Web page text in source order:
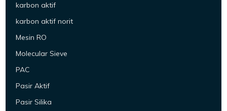
karbon aktif
karbon aktif norit
Mesin RO
Molecular Sieve
PAC
Pasir Aktif
Pasir Silika